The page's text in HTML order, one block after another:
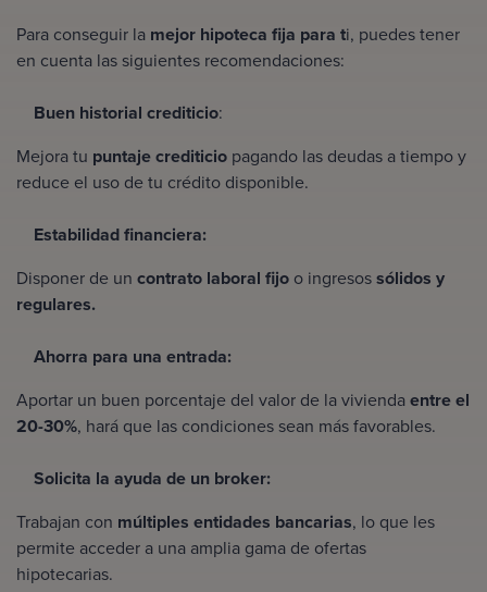
Para conseguir la mejor hipoteca fija para ti, puedes tener
en cuenta las siguientes recomendaciones:
Buen historial crediticio:
Mejora tu puntaje crediticio pagando las deudas a tiempo y
reduce el uso de tu crédito disponible.
Estabilidad financiera:
Disponer de un contrato laboral fijo o ingresossólidos y
regulares.
Ahorra para una entrada:
Aportar un buen porcentaje del valor de la viviendaentre el
20-30%, hará que las condiciones sean más favorables.
Solicita la ayuda de un broker:
Trabajan con múltiples entidades bancarias, lo que les
permite acceder a una amplia gama de ofertas
hipotecarias.